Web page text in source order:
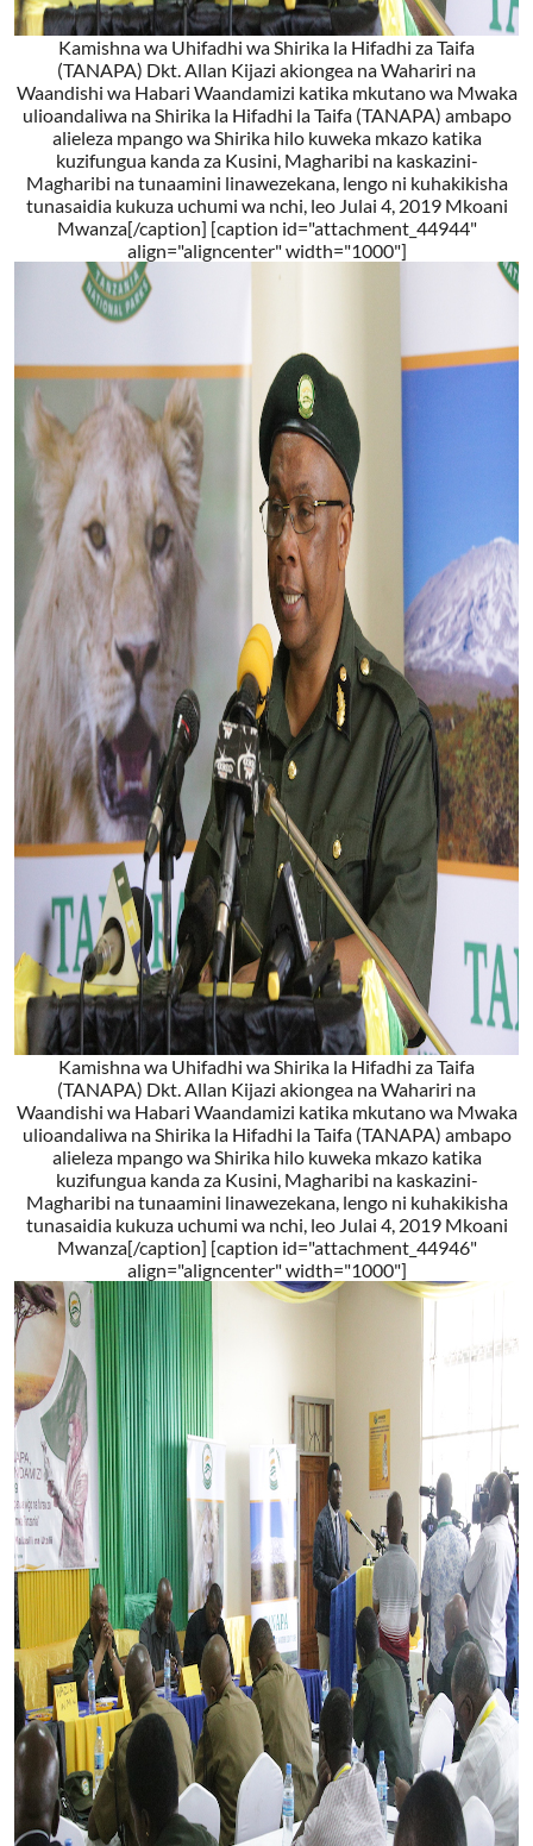
Kamishna wa Uhifadhi wa Shirika la Hifadhi za Taifa
(TANAPA) Dkt. Allan Kijazi akiongea na Wahariri na
Waandishi wa Habari Waandamizi katika mkutano wa Mwaka
ulioandaliwa na Shirika la Hifadhi la Taifa (TANAPA) ambapo
alieleza mpango wa Shirika hilo kuweka mkazo katika
kuzifungua kanda za Kusini, Magharibi na kaskazini-
Magharibi na tunaamini linawezekana, lengo ni kuhakikisha
tunasaidia kukuza uchumi wa nchi, leo Julai 4, 2019 Mkoani
Mwanza[/caption] [caption id="attachment_44944"
align="aligncenter" width="1000"]
Kamishna wa Uhifadhi wa Shirika la Hifadhi za Taifa
(TANAPA) Dkt. Allan Kijazi akiongea na Wahariri na
Waandishi wa Habari Waandamizi katika mkutano wa Mwaka
ulioandaliwa na Shirika la Hifadhi la Taifa (TANAPA) ambapo
alieleza mpango wa Shirika hilo kuweka mkazo katika
kuzifungua kanda za Kusini, Magharibi na kaskazini-
Magharibi na tunaamini linawezekana, lengo ni kuhakikisha
tunasaidia kukuza uchumi wa nchi, leo Julai 4, 2019 Mkoani
Mwanza[/caption] [caption id="attachment_44946"
align="aligncenter" width="1000"]